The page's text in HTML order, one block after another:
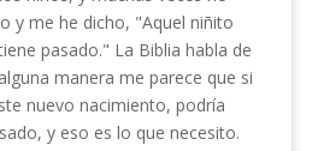
y me he dicho, "Aquel niñito
pasado." La Biblia habla de
manera me parece que si
nuevo nacimiento, podría
y eso es lo que necesito.